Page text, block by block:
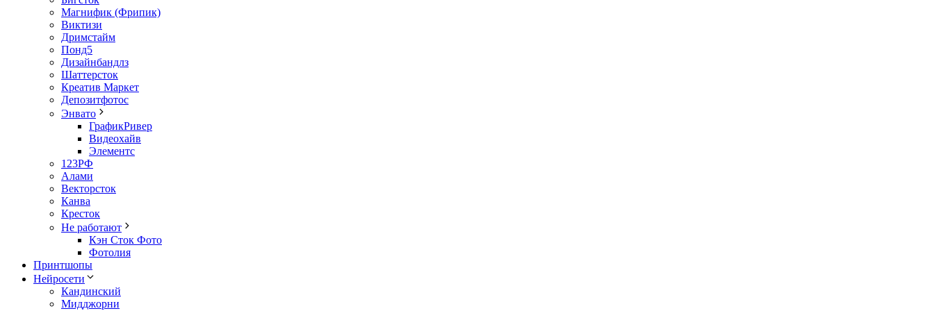
Магнифик (Фрипик)
Виктизи
Дримстайм
Понд5
Дизайнбандлз
Шаттерсток
Креатив Маркет
Депозитфотос
Энвато
ГрафикРивер
Видеохайв
Элементс
123РФ
Алами
Векторсток
Канва
Кресток
Не работают
Кэн Сток Фото
Фотолия
Принтшопы
Нейросети
Кандинский
Мидджорни